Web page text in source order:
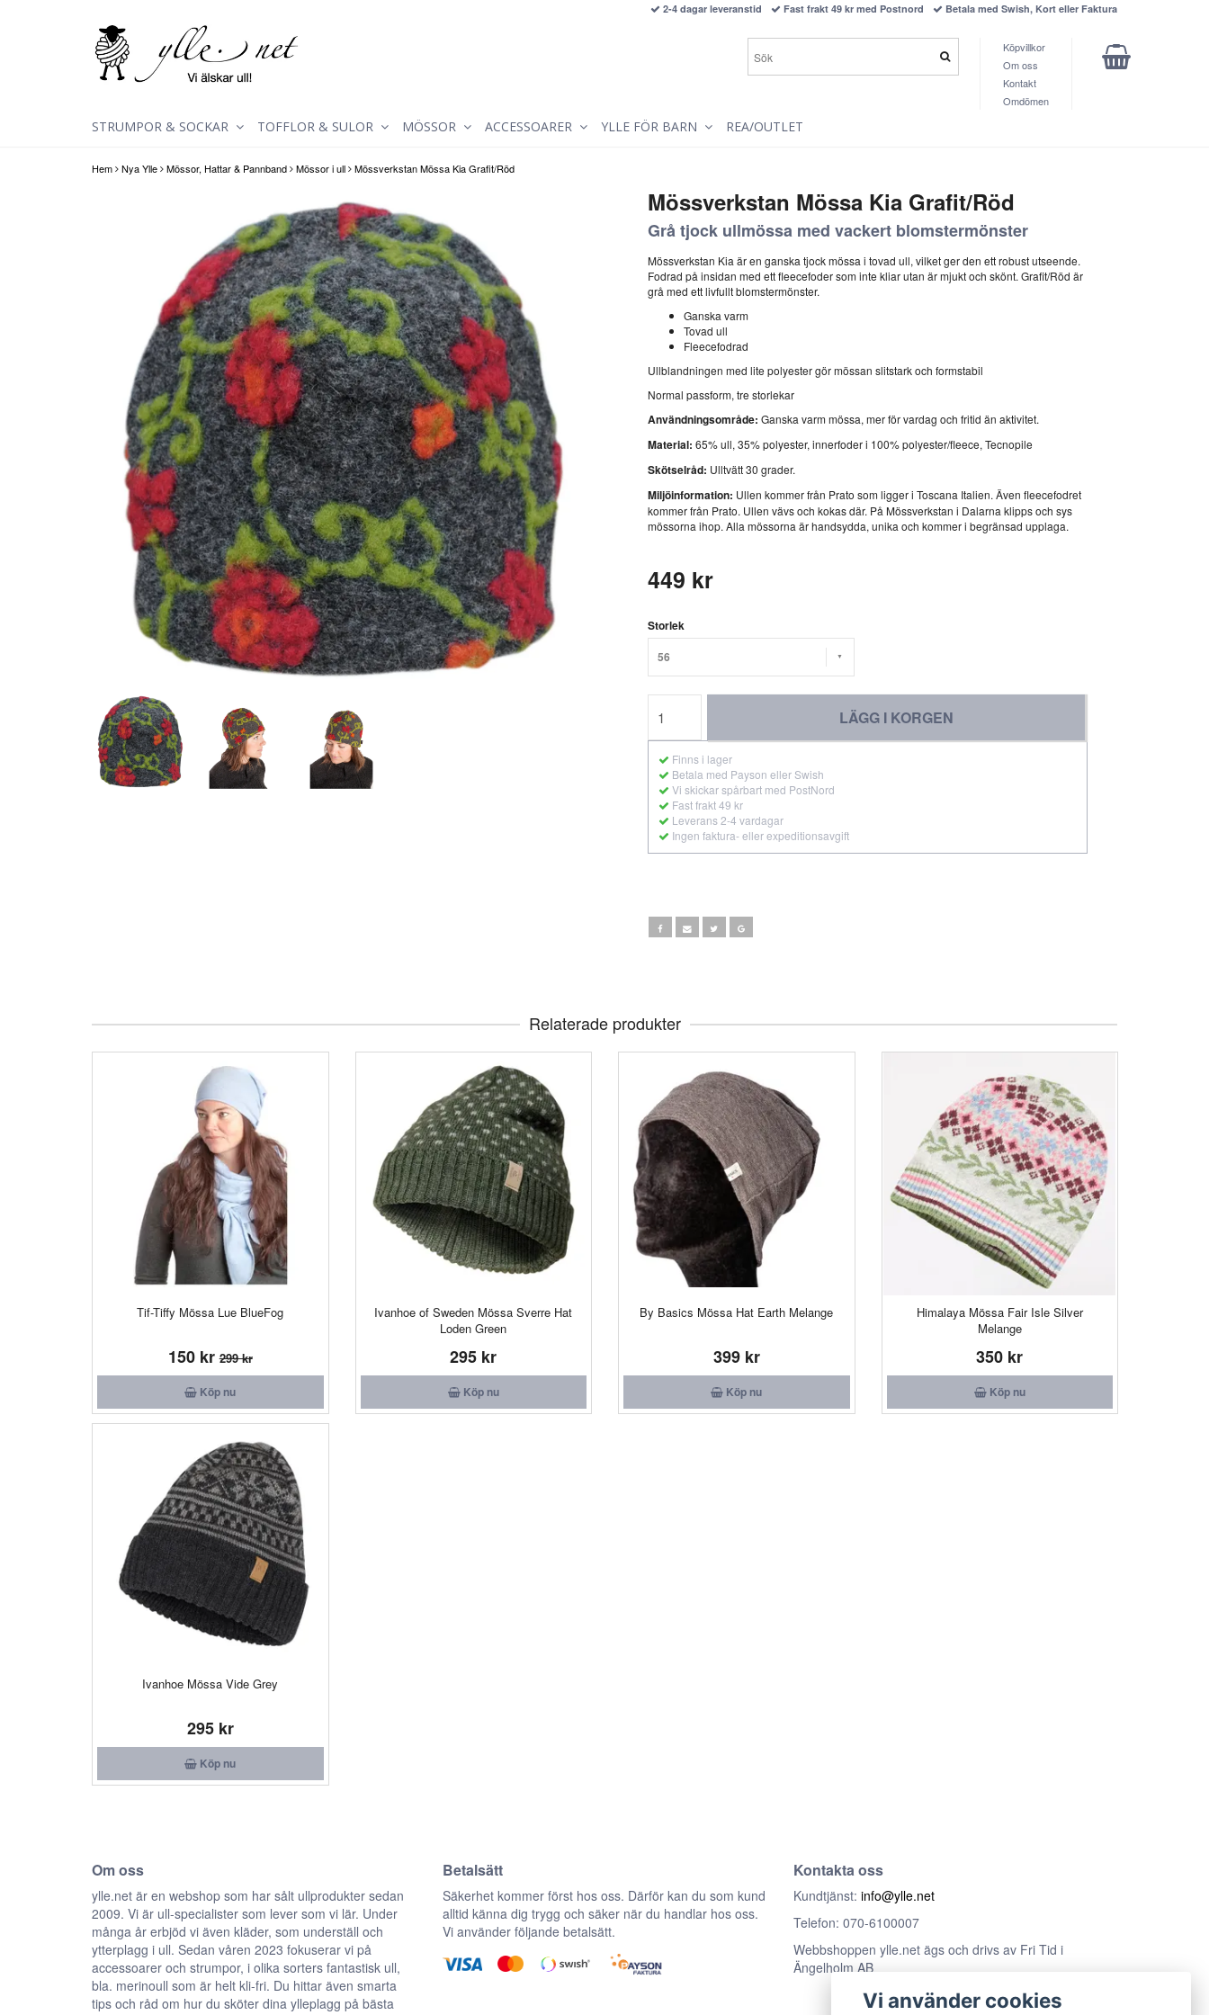
Hem Nya Ylle Mössor, Hattar & Pannband Mössor i ull Mössverkstan Mössa Kia Grafit/Röd
Mössverkstan Mössa Kia Grafit/Röd
Grå tjock ullmössa med vackert blomstermönster
Mössverkstan Kia är en ganska tjock mössa i tovad ull, vilket ger den ett robust utseende.
Fodrad på insidan med ett fleecefoder som inte kliar utan är mjukt och skönt. Grafit/Röd är
grå med ett livfullt blomstermönster.
Ganska varm
Tovad ull
Fleecefodrad
Ullblandningen med lite polyester gör mössan slitstark och formstabil
Normal passform, tre storlekar
Användningsområde: Ganska varm mössa, mer för vardag och fritid än aktivitet.
Material: 65% ull, 35% polyester, innerfoder i 100% polyester/fleece, Tecnopile
Skötselråd: Ulltvätt 30 grader.
Miljöinformation: Ullen kommer från Prato som ligger i Toscana Italien. Även fleecefodret
kommer från Prato. Ullen vävs och kokas där. På Mössverkstan i Dalarna klipps och sys
mössorna ihop. Alla mössorna är handsydda, unika och kommer i begränsad upplaga.
449 kr
Storlek
56
LÄGG I KORGEN
Finns i lager
Betala med Payson eller Swish
Vi skickar spårbart med PostNord
Fast frakt 49 kr
Leverans 2-4 vardagar
Ingen faktura- eller expeditionsavgift
Relaterade produkter
Tif-Tiffy Mössa Lue BlueFog
150 kr299 kr
Köp nu
Ivanhoe of Sweden Mössa Sverre Hat
Loden Green
295 kr
Köp nu
By Basics Mössa Hat Earth Melange
399 kr
Köp nu
Himalaya Mössa Fair Isle Silver
Melange
350 kr
Köp nu
Ivanhoe Mössa Vide Grey
295 kr
Köp nu
Om oss
ylle.net är en webshop som har sålt ullprodukter sedan
2009. Vi är ull-specialister som lever som vi lär. Under
många år erbjöd vi även kläder, som underställ och
ytterplagg i ull. Sedan våren 2023 fokuserar vi på
accessoarer och strumpor, i olika sorters fantastisk ull,
bla. merinoull som är helt kli-fri. Du hittar även smarta
tips och råd om hur du sköter dina ylleplagg på bästa
Betalsätt
Säkerhet kommer först hos oss. Därför kan du som kund
alltid känna dig trygg och säker när du handlar hos oss.
Vi använder följande betalsätt.
Kontakta oss
Kundtjänst: info@ylle.net
Telefon: 070-6100007
Webbshoppen ylle.net ägs och drivs av Fri Tid i
Ängelholm AB
Vi använder cookies
2-4 dagar leveranstid Fast frakt 49 kr med Postnord Betala med Swish, Kort eller Faktura
Köpvillkor
Om oss
Kontakt
Omdömen
STRUMPOR & SOCKAR TOFFLOR & SULOR MÖSSOR ACCESSOARER YLLE FÖR BARN REA/OUTLET